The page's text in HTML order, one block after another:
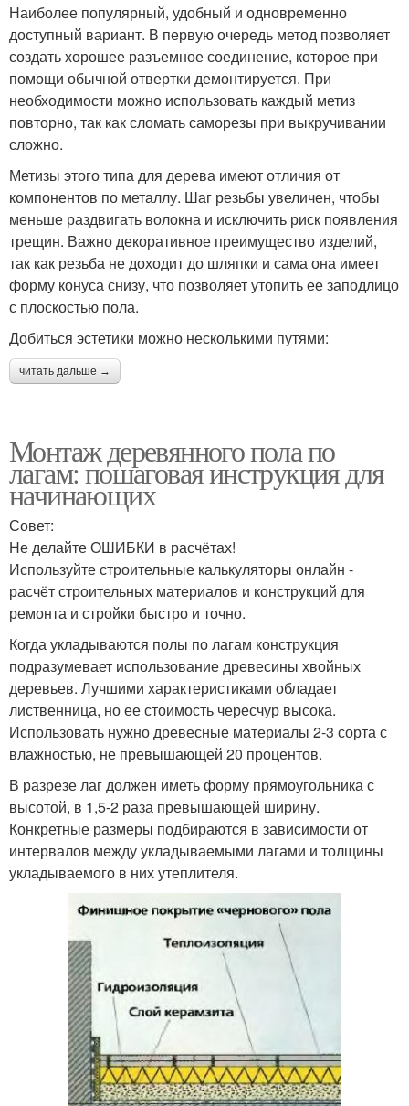
Наиболее популярный, удобный и одновременно
доступный вариант. В первую очередь метод позволяет
создать хорошее разъемное соединение, которое при
помощи обычной отвертки демонтируется. При
необходимости можно использовать каждый метиз
повторно, так как сломать саморезы при выкручивании
сложно.
Метизы этого типа для дерева имеют отличия от
компонентов по металлу. Шаг резьбы увеличен, чтобы
меньше раздвигать волокна и исключить риск появления
трещин. Важно декоративное преимущество изделий,
так как резьба не доходит до шляпки и сама она имеет
форму конуса снизу, что позволяет утопить ее заподлицо
с плоскостью пола.
Добиться эстетики можно несколькими путями:
читать дальше →
Монтаж деревянного пола по
лагам: пошаговая инструкция для
начинающих
Совет:
Не делайте ОШИБКИ в расчётах!
Используйте строительные калькуляторы онлайн -
расчёт строительных материалов и конструкций для
ремонта и стройки быстро и точно.
Когда укладываются полы по лагам конструкция
подразумевает использование древесины хвойных
деревьев. Лучшими характеристиками обладает
лиственница, но ее стоимость чересчур высока.
Использовать нужно древесные материалы 2-3 сорта с
влажностью, не превышающей 20 процентов.
В разрезе лаг должен иметь форму прямоугольника с
высотой, в 1,5-2 раза превышающей ширину.
Конкретные размеры подбираются в зависимости от
интервалов между укладываемыми лагами и толщины
укладываемого в них утеплителя.